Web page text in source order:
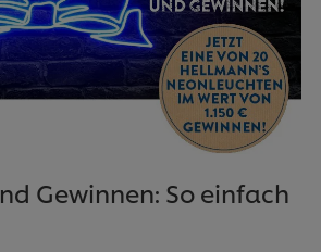
Gewinnen: So einfach